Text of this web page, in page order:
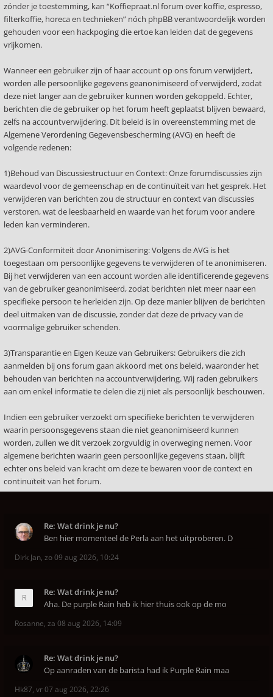
zónder je toestemming, kan “Koffiepraat.nl forum over koffie, espresso,
filterkoffie, horeca en technieken” nóch phpBB verantwoordelijk worden
gehouden voor een hackpoging die ertoe kan leiden dat de gegevens
vrijkomen.
Wanneer een gebruiker zijn of haar account op ons forum verwijdert,
worden alle persoonlijke gegevens geanonimiseerd of verwijderd, zodat
deze niet langer aan de gebruiker kunnen worden gekoppeld. Echter,
berichten die de gebruiker op het forum heeft geplaatst blijven bewaard,
zelfs na accountverwijdering. Dit beleid is in overeenstemming met de
Algemene Verordening Gegevensbescherming (AVG) en heeft de
volgende redenen:
1)Behoud van Discussiestructuur en Context: Onze forumdiscussies zijn
waardevol voor de gemeenschap en de continuïteit van het gesprek. Het
verwijderen van berichten zou de structuur en context van discussies
verstoren, wat de leesbaarheid en waarde van het forum voor andere
leden kan verminderen.
2)AVG-Conformiteit door Anonimisering: Volgens de AVG is het
toegestaan om persoonlijke gegevens te verwijderen of te anonimiseren.
Bij het verwijderen van een account worden alle identificerende gegevens
van de gebruiker geanonimiseerd, zodat berichten niet meer naar een
specifieke persoon te herleiden zijn. Op deze manier blijven de berichten
deel uitmaken van de discussie, zonder dat deze de privacy van de
voormalige gebruiker schenden.
3)Transparantie en Eigen Keuze van Gebruikers: Gebruikers die zich
aanmelden bij ons forum gaan akkoord met ons beleid, waaronder het
behouden van berichten na accountverwijdering. Wij raden gebruikers
aan om enkel informatie te delen die zij niet als persoonlijk beschouwen.
Indien een gebruiker verzoekt om specifieke berichten te verwijderen
waarin persoonsgegevens staan die niet geanonimiseerd kunnen
worden, zullen we dit verzoek zorgvuldig in overweging nemen. Voor
algemene berichten waarin geen persoonlijke gegevens staan, blijft
echter ons beleid van kracht om deze te bewaren voor de context en
continuïteit van het forum.
Re: Wat drink je nu?
Ben hier momenteel de Perla aan het uitproberen. D
Dirk Jan, zo 09 aug 2026, 10:24
Re: Wat drink je nu?
Aha. De purple Rain heb ik hier thuis ook op de mo
Rosanne, za 08 aug 2026, 14:09
Re: Wat drink je nu?
Op aanraden van de barista had ik Purple Rain maa
Hk87, vr 07 aug 2026, 22:26